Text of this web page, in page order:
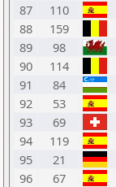
87
110
88
159
89
98
90
114
91
84
92
53
93
69
94
119
95
21
96
67